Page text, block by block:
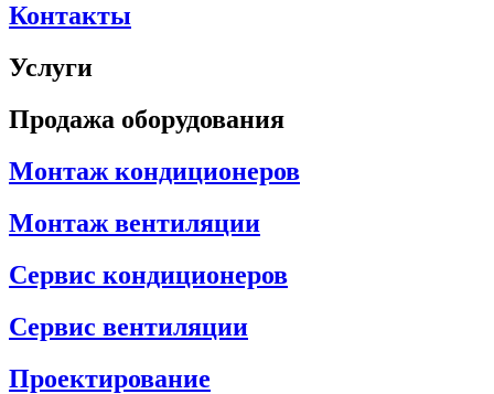
Контакты
Услуги
Продажа оборудования
Монтаж кондиционеров
Монтаж вентиляции
Сервис кондиционеров
Сервис вентиляции
Проектирование